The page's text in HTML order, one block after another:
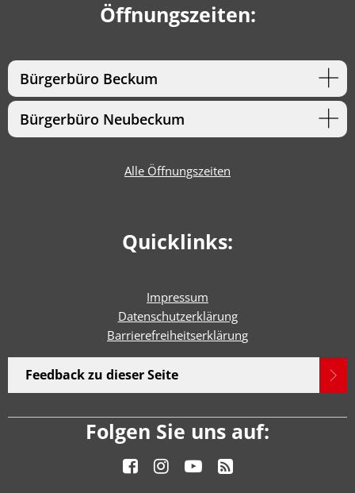
Öffnungszeiten:
Bürgerbüro Beckum
Bürgerbüro Neubeckum
Alle Öffnungszeiten
Quicklinks:
Impressum
Datenschutzerklärung
Barrierefreiheitserklärung
Feedback zu dieser Seite
Folgen Sie uns auf: